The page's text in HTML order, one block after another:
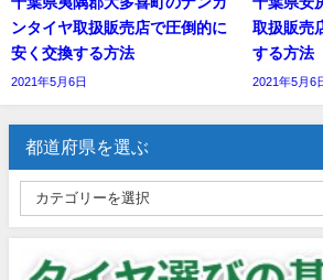
ンタイヤ取扱販売店で圧倒的に
安く交換する方法
2021年5月6日
取扱販売
する方法
2021年5月6
都道府県を選ぶ